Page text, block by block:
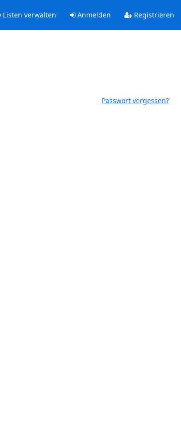
Listen verwalten Anmelden Registrieren
Passwort vergessen?